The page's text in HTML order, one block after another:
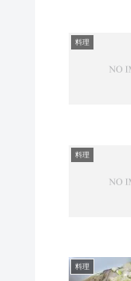
料理
料理
料理